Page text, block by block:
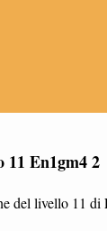
11 En1gm4 2
del livello 11 di